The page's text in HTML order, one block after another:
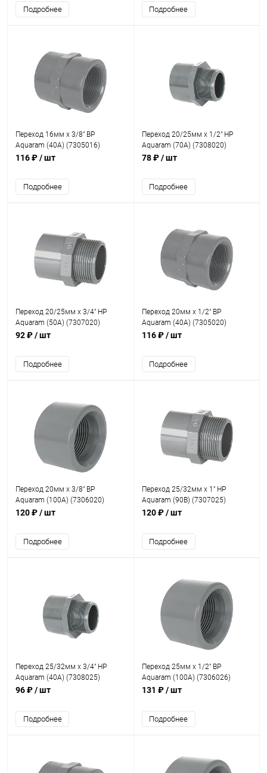
Подробнее Подробнее
Переход 16мм x 3/8" ВР
Aquaram (40А) (7305016)
116 ₽/ шт
Подробнее
Переход 20/25мм x 1/2" НР
Aquaram (70А) (7308020)
78 ₽/ шт
Подробнее
Переход 20/25мм x 3/4" НР
Aquaram (50А) (7307020)
92 ₽/ шт
Подробнее
Переход 20мм x 1/2" ВР
Aquaram (40А) (7305020)
116 ₽/ шт
Подробнее
Переход 20мм x 3/8" ВР
Aquaram (100A) (7306020)
120 ₽/ шт
Подробнее
Переход 25/32мм x 1" НР
Aquaram (90В) (7307025)
120 ₽/ шт
Подробнее
Переход 25/32мм x 3/4" НР
Aquaram (40А) (7308025)
96 ₽/ шт
Подробнее
Переход 25мм x 1/2" ВР
Aquaram (100A) (7306026)
131 ₽/ шт
Подробнее